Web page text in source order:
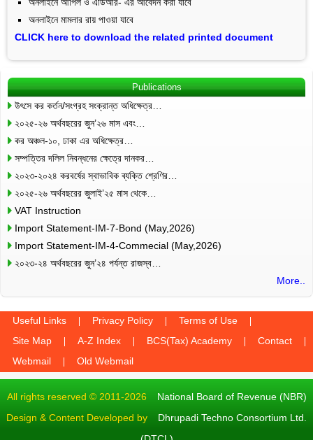
অনলাইনে মামলার রায় পাওয়া যাবে
CLICK here to download the related printed document
Publications
উৎসে কর কর্তন/সংগ্রহ সংক্রান্ত অধিক্ষেত্র…
২০২৫-২৬ অর্থবছরের জুন’২৬ মাস এবং…
কর অঞ্চল-১০, ঢাকা এর অধিক্ষেত্র…
সম্পত্তির দলিল নিবন্ধনের ক্ষেত্রে দানকর…
২০২৩-২০২৪ করবর্ষের স্বাভাবিক ব্যক্তি শ্রেণির…
২০২৫-২৬ অর্থবছরের জুলাই’২৫ মাস থেকে…
VAT Instruction
Import Statement-IM-7-Bond (May,2026)
Import Statement-IM-4-Commecial (May,2026)
২০২৩-২৪ অর্থবছরের জুন’২৪ পর্যন্ত রাজস্ব…
More..
Useful Links Privacy Policy
Terms of Use
Site Map
A-Z Index BCS(Tax) Academy
Contact
Webmail
Old Webmail
All rights reserved © 2011-2026 National Board of Revenue (NBR)
Design & Content Developed by Dhrupadi Techno Consortium Ltd.